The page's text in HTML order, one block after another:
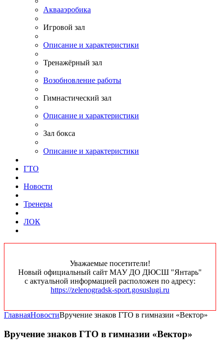
Аквааэробика
Игровой зал
Описание и характеристики
Тренажёрный зал
Возобновление работы
Гимнастический зал
Описание и характеристики
Зал бокса
Описание и характеристики
ГТО
Новости
Тренеры
ЛОК
Уважаемые посетители!
Новый официальный сайт МАУ ДО ДЮСШ "Янтарь"
с актуальной информацией расположен по адресу:
https://zelenogradsk-sport.gosuslugi.ru
ГлавнаяНовостиВручение знаков ГТО в гимназии «Вектор»
Вручение знаков ГТО в гимназии «Вектор»